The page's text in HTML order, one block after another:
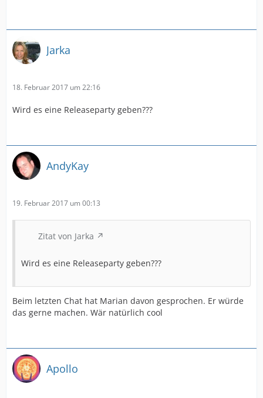
Jarka
18. Februar 2017 um 22:16
Wird es eine Releaseparty geben???
AndyKay
19. Februar 2017 um 00:13
Zitat von Jarka
Wird es eine Releaseparty geben???
Beim letzten Chat hat Marian davon gesprochen. Er würde
das gerne machen. Wär natürlich cool
Apollo